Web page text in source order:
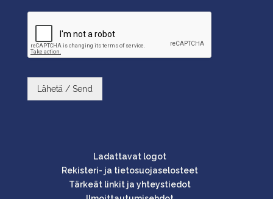
Lähetä / Send
Ladattavat logot
Rekisteri- ja tietosuojaselosteet
Tärkeät linkit ja yhteystiedot